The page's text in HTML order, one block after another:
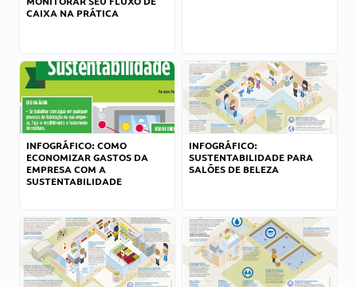
CAIXA NA PRÁTICA
INFOGRÁFICO: COMO
ECONOMIZAR GASTOS DA
EMPRESA COM A
SUSTENTABILIDADE
INFOGRÁFICO:
SUSTENTABILIDADE PARA
SALÕES DE BELEZA